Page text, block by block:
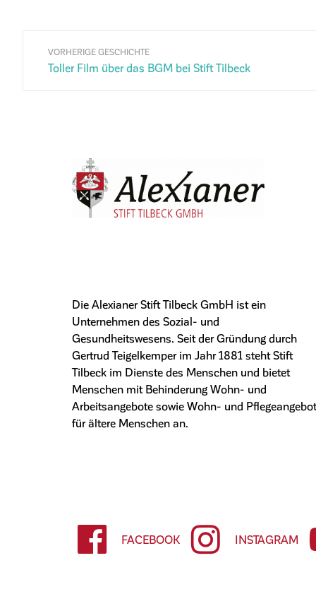
VORHERIGE GESCHICHTE
Toller Film über das BGM bei Stift Tilbeck
Die Alexianer Stift Tilbeck GmbH ist ein
Unternehmen des Sozial- und
Gesundheitswesens. Seit der Gründung durch
Gertrud Teigelkemper im Jahr 1881 steht Stift
Tilbeck im Dienste des Menschen und bietet
Menschen mit Behinderung Wohn- und
Arbeitsangebote sowie Wohn- und
für ältere Menschen an.
FACEBOOK INSTAGRAM